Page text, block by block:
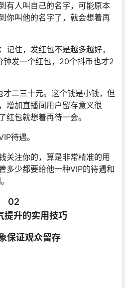
有人叫自己的名字，可能原本
你叫他的名字了，就会想着再
记住，发红包不是越多越好，
发一个红包，20个抖币也才2
二三十元。这个钱是小钱，但
增加直播间用户留存意义很
红包就想着再待一会。
待遇。
关注你的，算是非常精准的用
多少都要给他一种VIP的待遇和
02
提升的实用技巧
保证观众留存